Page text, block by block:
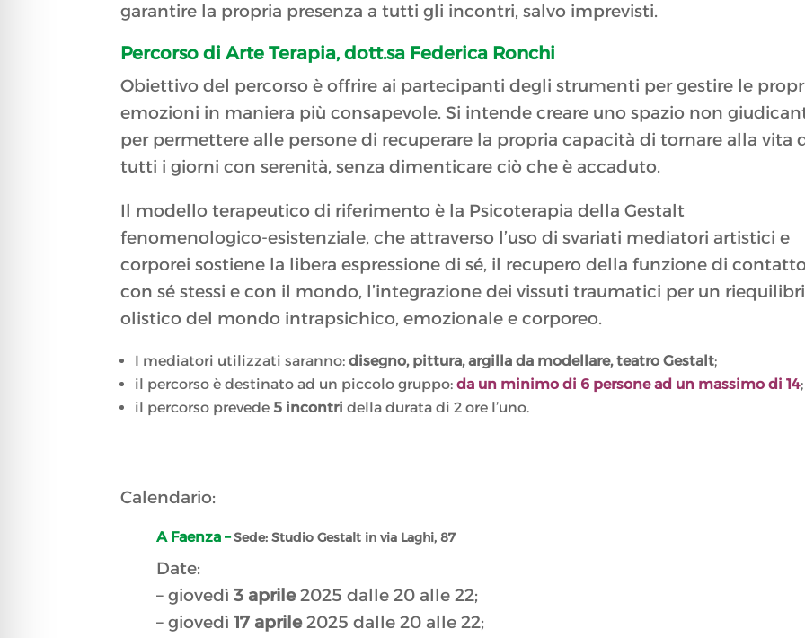
garantire la propria presenza a tutti gli incontri, salvo imprevisti.
Percorso di Arte Terapia, dott.sa Federica Ronchi
Obiettivo del percorso è offrire ai partecipanti degli strumenti per gestire le
emozioni in maniera più consapevole. Si intende creare uno spazio non
per permettere alle persone di recuperare la propria capacità di tornare alla vita
tutti i giorni con serenità, senza dimenticare ciò che è accaduto.
Il modello terapeutico di riferimento è la Psicoterapia della Gestalt
fenomenologico-esistenziale, che attraverso l’uso di svariati mediatori artistici e
corporei sostiene la libera espressione di sé, il recupero della funzione di
con sé stessi e con il mondo, l’integrazione dei vissuti traumatici per un
olistico del mondo intrapsichico, emozionale e corporeo.
I mediatori utilizzati saranno: disegno, pittura, argilla da modellare, teatro Gestalt;
il percorso è destinato ad un piccolo gruppo:da un minimo di 6 persone ad un massimo di 14;
il percorso prevede 5 incontri della durata di 2 ore l’uno.
Calendario:
A Faenza –Sede: Studio Gestalt in via Laghi, 87
Date:
– giovedì3 aprile2025 dalle 20 alle 22;
– giovedì17 aprile2025 dalle 20 alle 22;